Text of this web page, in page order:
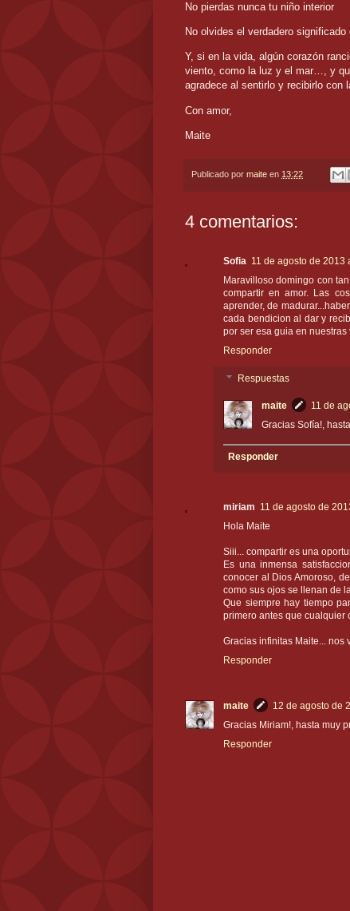
No pierdas nunca tu niño interior
No olvides el verdadero
Y, si en la vida, algún corazón
viento, como la luz y el mar…, y
agradece al sentirlo y recibirlo con
Con amor,
Maite
Publicado por maite en 13:22
4 comentarios:
Sofia 11 de agosto de 2013
Maravilloso domingo con
compartir en amor. Las
aprender, de
cada bendicion al dar y
por ser esa guia en
Responder
Respuestas
maite
11 de
Gracias Sofía!,
Responder
miriam 11 de agosto de
Hola Maite
Siii... compartir es una
Es una inmensa
conocer al Dios Amoroso,
como sus ojos se llenan de
Que siempre hay tiempo
primero antes que cualquier
Gracias infinitas Maite... nos
Responder
maite
12 de agosto de
Gracias Miriam!, hasta muy
Responder